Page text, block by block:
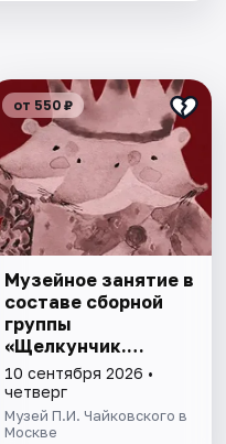
от 550 ₽
Музейное занятие в
составе сборной
группы
«Щелкунчик.
Загадки Мышиного
кoроля»
10 сентября 2026 •
четверг
Музей П.И. Чайковского в
Москве